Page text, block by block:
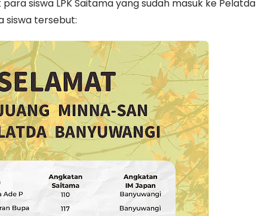
siswa LPK Saitama yang sudah masuk ke Pelatda
siswa tersebut: